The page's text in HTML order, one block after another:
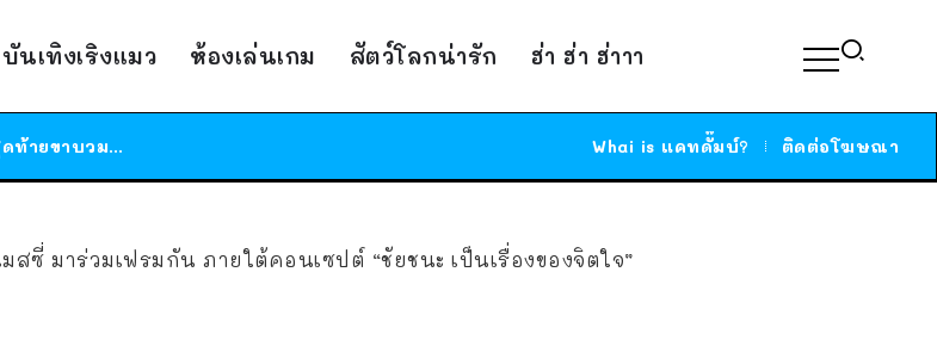
บันเทิงเริงแมว ห้องเล่นเกม สัตว์โลกน่ารัก ฮ่า ฮ่า ฮ่าาา
ร้านอาหารในนิวยอร์กประกาศปิดตัวลง หลังอยู่มานานกว่า 45 ปี ติดป้ายขอบคุณลูกค้าทุกคน แถมสูตรทำไวท์ซอสให้แบบจัดเต็ม
ได้เวลาเด็กหนวดรวมตัว RF Online Next เปิดให้เล่นแล้ว เกม Sci-Fi MMORPG ระดับตำนาน เล่นได้ทั้งมือถือและ PC Whai is แคทดั๊มบ์? ติดต่อโฆษณา
ซี่ มาร่วมเฟรมกัน ภายใต้คอนเซปต์ “ชัยชนะ เป็นเรื่องของจิตใจ”